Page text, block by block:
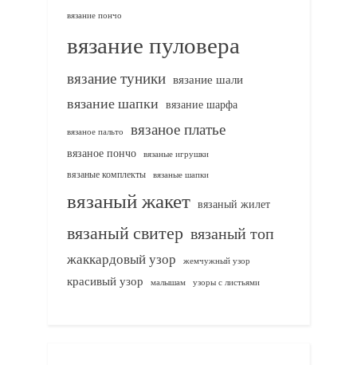
вязание пончо
вязание пуловера
вязание туники вязание шали
вязание шапки вязание шарфа
вязаное пальто вязаное платье
вязаное пончо вязаные игрушки
вязаные комплекты
вязаные шапки
вязаный жакет вязаный жилет
вязаный свитер вязаный топ
жаккардовый узор жемчужный узор
красивый узор малышам узоры с листьями